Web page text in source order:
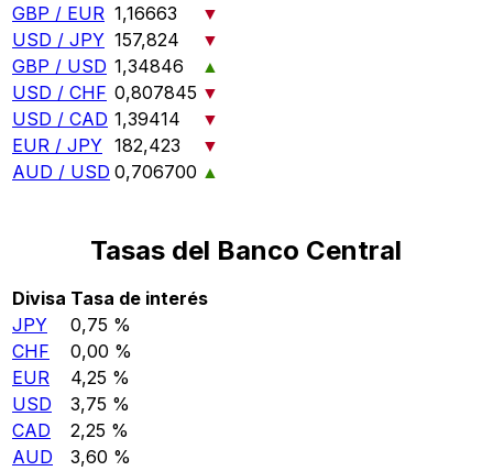
GBP / EUR 1,16663
▼
USD / JPY 157,824
▼
GBP / USD 1,34846
▲
USD / CHF 0,807845 ▼
USD / CAD 1,39414
▼
EUR / JPY 182,423
▼
AUD / USD 0,706700 ▲
Tasas del Banco Central
Divisa Tasa de interés
JPY
0,75 %
CHF
0,00 %
EUR
4,25 %
USD
3,75 %
CAD
2,25 %
AUD
3,60 %